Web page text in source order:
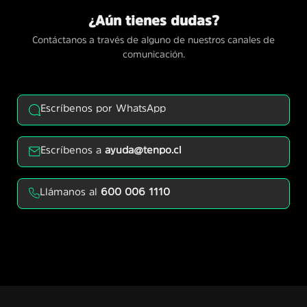
¿Aún tienes dudas?
Contáctanos a través de alguno de nuestros canales de
comunicación.
Escríbenos por WhatsApp
Escríbenos aayuda@tenpo.cl
Llámanos al 600 006 1110